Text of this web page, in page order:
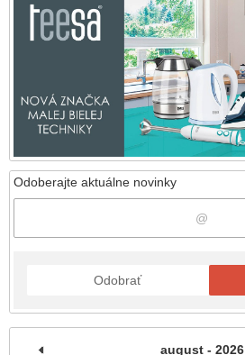
Odoberajte aktuálne novinky
Odobrať
august - 2026